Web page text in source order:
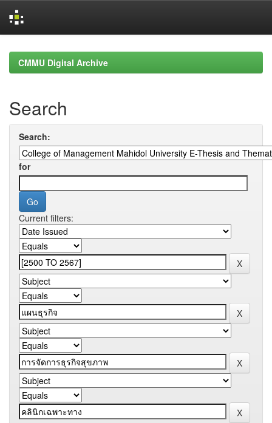
navigationCMMU Digital Archive
Search
Search:
for
Current filters: